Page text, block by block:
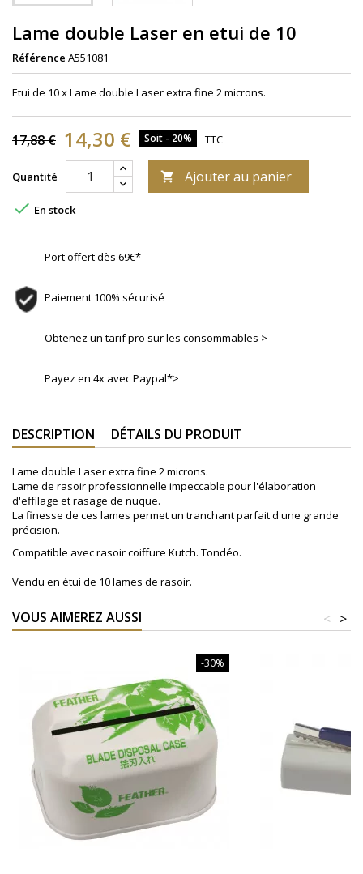
Lame double Laser en etui de 10
Référence A551081
Etui de 10 x Lame double Laser extra fine 2 microns.
17,88 € 14,30 € Soit - 20% TTC
Quantité  Ajouter au panier
 En stock
Port offert dès 69€*
Paiement 100% sécurisé
Obtenez un tarif pro sur les consommables >
Payez en 4x avec Paypal*>
DESCRIPTION DÉTAILS DU PRODUIT
Lame double Laser extra fine 2 microns.
Lame de rasoir professionnelle impeccable pour l'élaboration
d'effilage et rasage de nuque.
La finesse de ces lames permet un tranchant parfait d'une grande
précision.
Compatible avec rasoir coiffure Kutch. Tondéo.
Vendu en étui de 10 lames de rasoir.
VOUS AIMEREZ AUSSI >
<
-30%